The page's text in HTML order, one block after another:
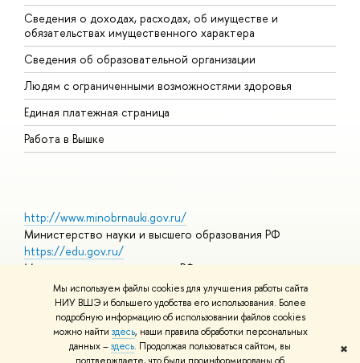
Мы используем файлы cookies для улучшения работы сайта
НИУ ВШЭ и большего удобства его использования. Более
подробную информацию об использовании файлов cookies
можно найти здесь, наши правила обработки персональных
данных –здесь. Продолжая пользоваться сайтом, вы
✖
Сведения о доходах, расходах, об имуществе и
обязательствах имущественного характера
Сведения об образовательной организации
Людям с ограниченными возможностями здоровья
Единая платежная страница
Работа в Вышке
http://www.minobrnauki.gov.ru/
Министерство науки и высшего образования РФ
https://edu.gov.ru/
Министерство просвещения РФ
https://elearning.hse.ru/mooc
Массовые открытые онлайн-курсы
© НИУ ВШЭ 1993–2026 Адреса и контактыУсловия